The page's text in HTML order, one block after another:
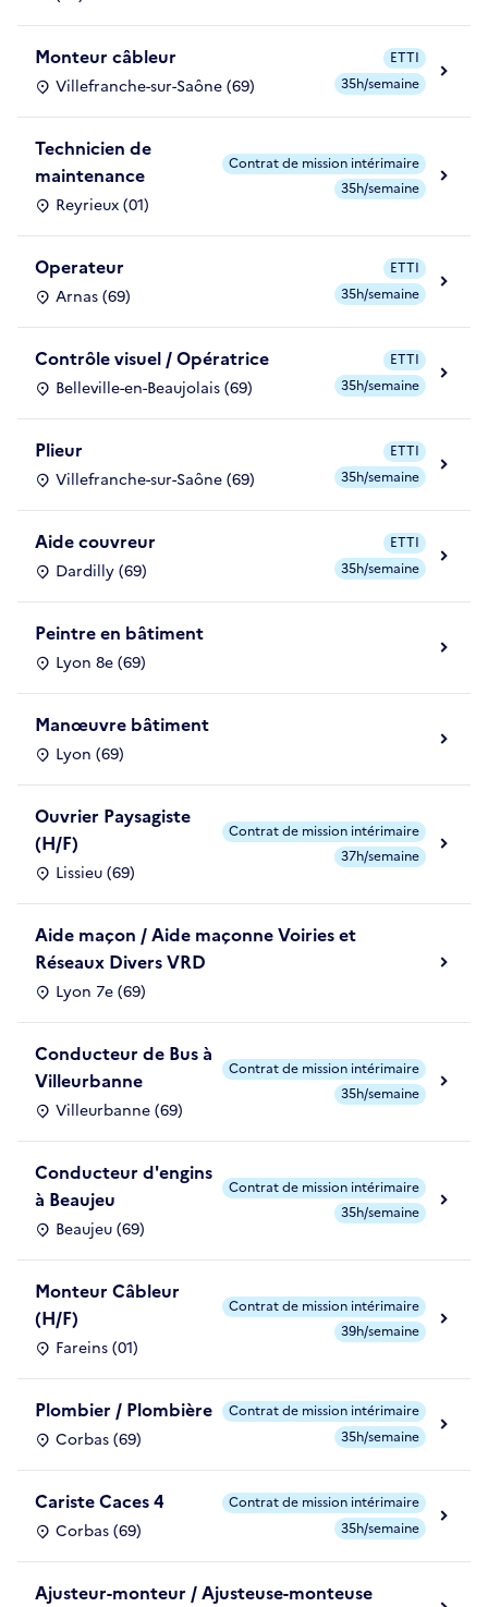
Monteur câbleur
Villefranche-sur-Saône (69)
ETTI
35h/semaine
Technicien de
maintenance
Reyrieux (01)
Contrat de mission intérimaire
35h/semaine
Operateur
Arnas (69)
ETTI
35h/semaine
Contrôle visuel / Opératrice
Belleville-en-Beaujolais (69)
ETTI
35h/semaine
Plieur
Villefranche-sur-Saône (69)
ETTI
35h/semaine
Aide couvreur
Dardilly (69)
ETTI
35h/semaine
Peintre en bâtiment
Lyon 8e (69)
Manœuvre bâtiment
Lyon (69)
Ouvrier Paysagiste
(H/F)
Lissieu (69)
Contrat de mission intérimaire
37h/semaine
Aide maçon / Aide maçonne Voiries et
Réseaux Divers VRD
Lyon 7e (69)
Conducteur de Bus à
Villeurbanne
Villeurbanne (69)
Contrat de mission intérimaire
35h/semaine
Conducteur d'engins
à Beaujeu
Beaujeu (69)
Contrat de mission intérimaire
35h/semaine
Monteur Câbleur
(H/F)
Fareins (01)
Contrat de mission intérimaire
39h/semaine
Plombier / Plombière
Corbas (69)
Contrat de mission intérimaire
35h/semaine
Cariste Caces 4
Corbas (69)
Contrat de mission intérimaire
35h/semaine
Ajusteur-monteur / Ajusteuse-monteuse